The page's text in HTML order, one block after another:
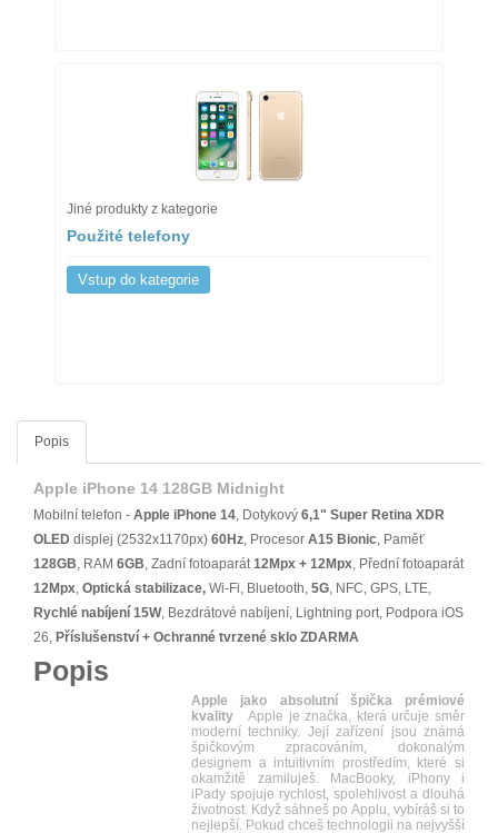
Jiné produkty z kategorie
Použité telefony
Vstup do kategorie
Popis
Apple iPhone 14 128GB Midnight
Mobilní telefon - Apple iPhone 14, Dotykový 6,1" Super Retina XDR
OLED displej (2532x1170px) 60Hz, Procesor A15 Bionic, Paměť
128GB, RAM 6GB, Zadní fotoaparát12Mpx + 12Mpx, Přední fotoaparát
12Mpx, Optická stabilizace, Wi-Fi, Bluetooth, 5G, NFC, GPS, LTE,
Rychlé nabíjení 15W, Bezdrátové nabíjení, Lightning port, Podpora iOS
26, Příslušenství + Ochranné tvrzené sklo ZDARMA
Popis
Apple jako absolutní špička prémiové
kvality Apple je značka, která určuje směr
moderní techniky. Její zařízení jsou známá
špičkovým zpracováním, dokonalým
designem a intuitivním prostředím, které si
okamžitě zamiluješ. MacBooky, iPhony i
iPady spojuje rychlost, spolehlivost a dlouhá
životnost. Když sáhneš po Applu, vybíráš si to
nejlepší. Pokud chceš technologii na nejvyšší